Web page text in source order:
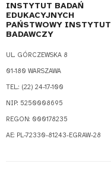
INSTYTUT BADAŃ
EDUKACYJNYCH
PAŃSTWOWY INSTYTUT
BADAWCZY
UL. GÓRCZEWSKA 8
01-180 WARSZAWA
TEL.: (22) 24-17-100
NIP: 5250008695
REGON: 000178235
AE: PL-72330-81243-EGRAW-28